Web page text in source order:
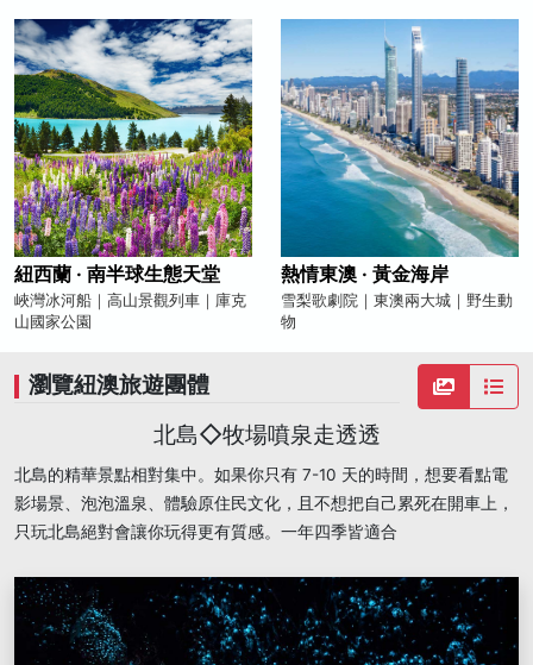
紐西蘭 · 南半球生態天堂
峽灣冰河船｜高山景觀列車｜庫克
山國家公園
熱情東澳 · 黃金海岸
雪梨歌劇院｜東澳兩大城｜野生動
物
瀏覽紐澳旅遊團體
北島◇牧場噴泉走透透
北島的精華景點相對集中。如果你只有 7-10 天的時間，想要看點電
影場景、泡泡溫泉、體驗原住民文化，且不想把自己累死在開車上，
只玩北島絕對會讓你玩得更有質感。一年四季皆適合